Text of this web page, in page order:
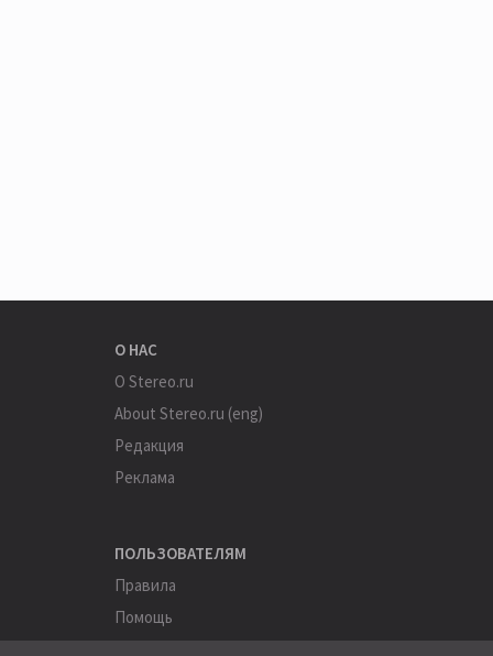
О НАС
О Stereo.ru
About Stereo.ru (eng)
Редакция
Реклама
ПОЛЬЗОВАТЕЛЯМ
Правила
Помощь